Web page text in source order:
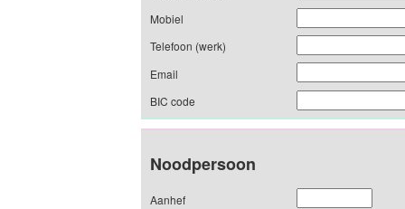
Mobiel
Telefoon (werk)
Email
BIC code
Noodpersoon
Aanhef